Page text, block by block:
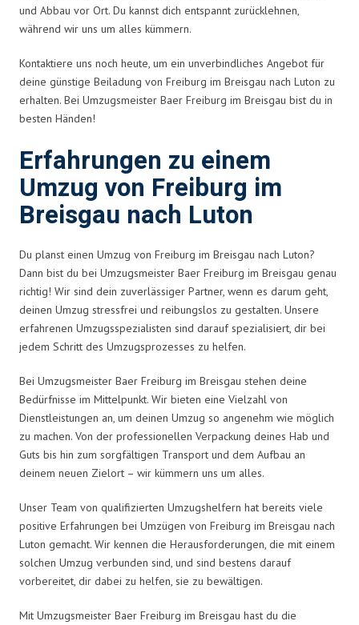
und Abbau vor Ort. Du kannst dich entspannt zurücklehnen,
während wir uns um alles kümmern.
Kontaktiere uns noch heute, um ein unverbindliches Angebot für
deine günstige Beiladung von Freiburg im Breisgau nach Luton zu
erhalten. Bei Umzugsmeister Baer Freiburg im Breisgau bist du in
besten Händen!
Erfahrungen zu einem
Umzug von Freiburg im
Breisgau nach Luton
Du planst einen Umzug von Freiburg im Breisgau nach Luton?
Dann bist du bei Umzugsmeister Baer Freiburg im Breisgau genau
richtig! Wir sind dein zuverlässiger Partner, wenn es darum geht,
deinen Umzug stressfrei und reibungslos zu gestalten. Unsere
erfahrenen Umzugsspezialisten sind darauf spezialisiert, dir bei
jedem Schritt des Umzugsprozesses zu helfen.
Bei Umzugsmeister Baer Freiburg im Breisgau stehen deine
Bedürfnisse im Mittelpunkt. Wir bieten eine Vielzahl von
Dienstleistungen an, um deinen Umzug so angenehm wie möglich
zu machen. Von der professionellen Verpackung deines Hab und
Guts bis hin zum sorgfältigen Transport und dem Aufbau an
deinem neuen Zielort – wir kümmern uns um alles.
Unser Team von qualifizierten Umzugshelfern hat bereits viele
positive Erfahrungen bei Umzügen von Freiburg im Breisgau nach
Luton gemacht. Wir kennen die Herausforderungen, die mit einem
solchen Umzug verbunden sind, und sind bestens darauf
vorbereitet, dir dabei zu helfen, sie zu bewältigen.
Mit Umzugsmeister Baer Freiburg im Breisgau hast du die